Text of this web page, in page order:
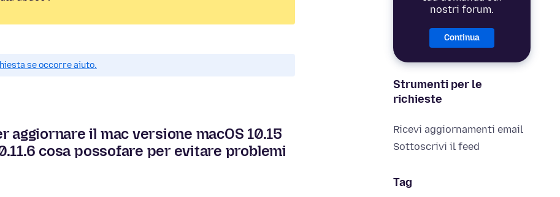
nostri forum.
Continua
Strumenti per le
richieste
Ricevi aggiornamenti email
Sottoscrivi il feed
Tag
se occorre aiuto.
il mac versione macOS 10.15
cosa possofare per evitare problemi